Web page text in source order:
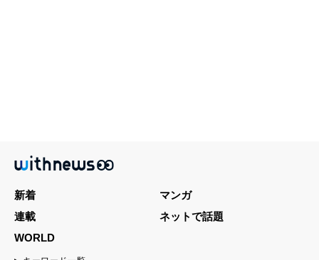
新着
マンガ
連載
ネットで話題
WORLD